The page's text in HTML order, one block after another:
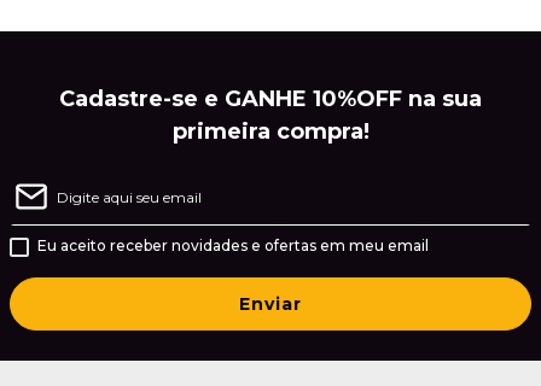
Cadastre-se e GANHE 10%OFF na sua
primeira compra!
Eu aceito receber novidades e ofertas em meu email
Enviar